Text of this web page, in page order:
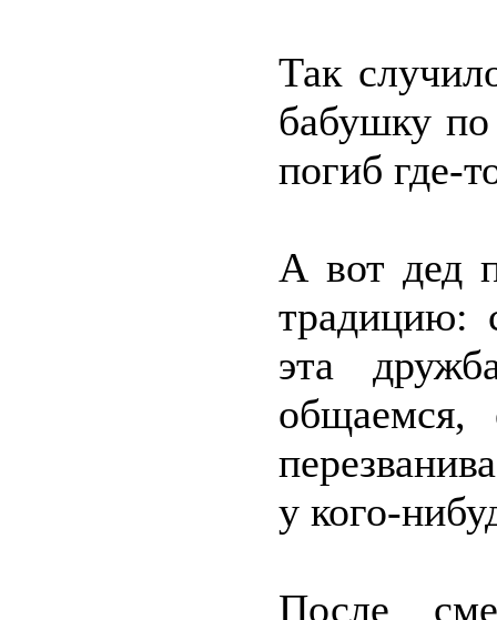
Так
бабушку
погиб где-
А вот дед
традицию:
эта
у кого-
После